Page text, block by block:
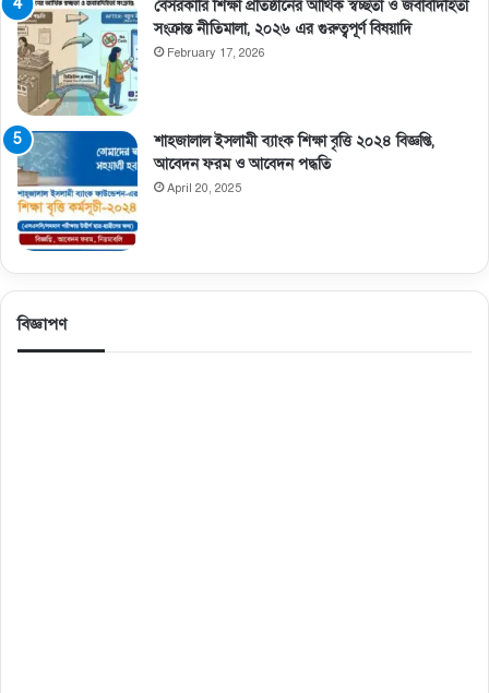
বেসরকারি শিক্ষা প্রতিষ্ঠানের আর্থিক স্বচ্ছতা ও জবাবদিহিতা
সংক্রান্ত নীতিমালা, ২০২৬ এর গুরুত্বপূর্ণ বিষয়াদি
February 17, 2026
শাহজালাল ইসলামী ব্যাংক শিক্ষা বৃত্তি ২০২৪ বিজ্ঞপ্তি,
আবেদন ফরম ও আবেদন পদ্ধতি
April 20, 2025
বিজ্ঞাপণ